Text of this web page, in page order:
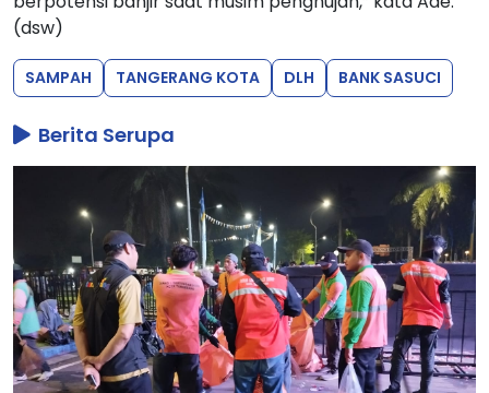
(dsw)
SAMPAH TANGERANG KOTA DLH BANK SASUCI
Berita Serupa